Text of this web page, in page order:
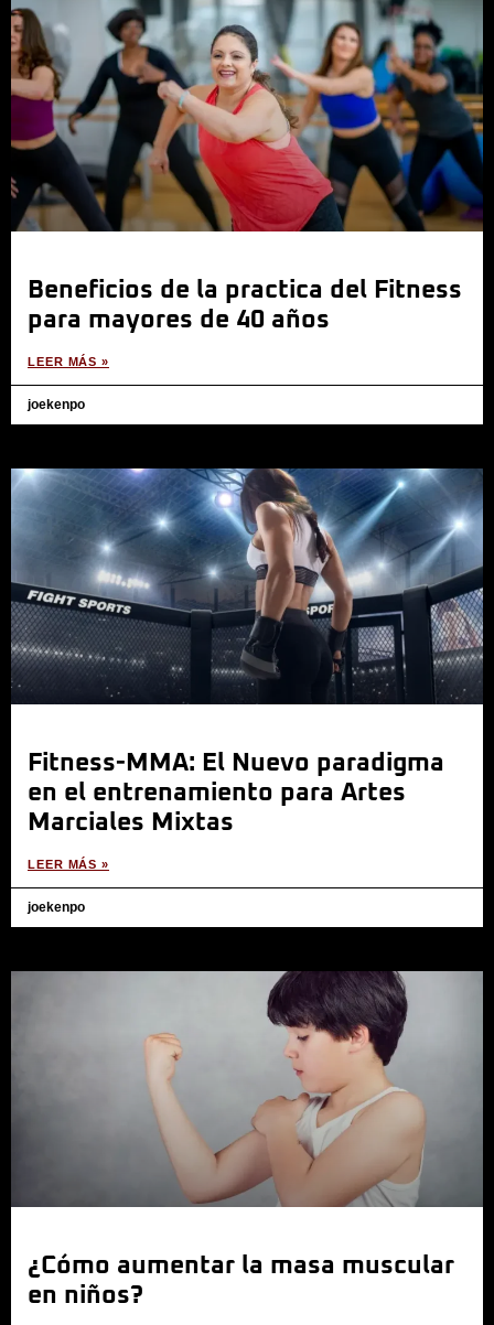
Beneficios de la practica del Fitness
para mayores de 40 años
LEER MÁS »
joekenpo
Fitness-MMA: El Nuevo paradigma
en el entrenamiento para Artes
Marciales Mixtas
LEER MÁS »
joekenpo
¿Cómo aumentar la masa muscular
en niños?